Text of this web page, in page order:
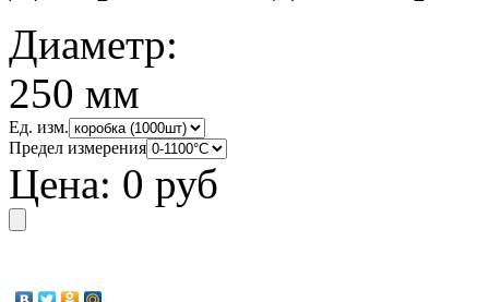
Диаметр:
250 мм
Ед. изм.
Предел измерения
Цена: 0 руб